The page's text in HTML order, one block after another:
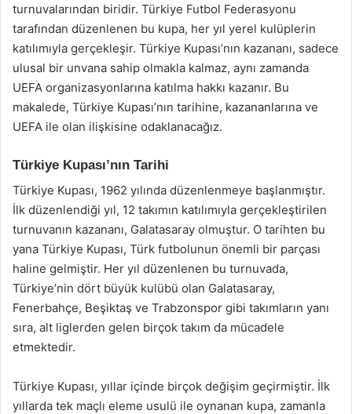
turnuvalarından biridir. Türkiye Futbol Federasyonu
tarafından düzenlenen bu kupa, her yıl yerel kulüplerin
katılımıyla gerçekleşir. Türkiye Kupası’nın kazananı, sadece
ulusal bir unvana sahip olmakla kalmaz, aynı zamanda
UEFA organizasyonlarına katılma hakkı kazanır. Bu
makalede, Türkiye Kupası’nın tarihine, kazananlarına ve
UEFA ile olan ilişkisine odaklanacağız.
Türkiye Kupası’nın Tarihi
Türkiye Kupası, 1962 yılında düzenlenmeye başlanmıştır.
İlk düzenlendiği yıl, 12 takımın katılımıyla gerçekleştirilen
turnuvanın kazananı, Galatasaray olmuştur. O tarihten bu
yana Türkiye Kupası, Türk futbolunun önemli bir parçası
haline gelmiştir. Her yıl düzenlenen bu turnuvada,
Türkiye’nin dört büyük kulübü olan Galatasaray,
Fenerbahçe, Beşiktaş ve Trabzonspor gibi takımların yanı
sıra, alt liglerden gelen birçok takım da mücadele
etmektedir.
Türkiye Kupası, yıllar içinde birçok değişim geçirmiştir. İlk
yıllarda tek maçlı eleme usulü ile oynanan kupa, zamanla